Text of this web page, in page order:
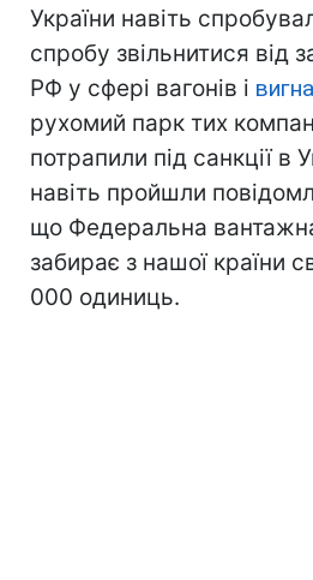
України навіть
спробу звільнитися від
РФ у сфері вагонів і
рухомий парк тих
потрапили під санкції в
навіть пройшли
що Федеральна
забирає з нашої країни
000 одиниць.